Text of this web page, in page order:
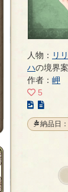
人物： リ
ハの境界
作者： 岬
5
の
イ
納品日